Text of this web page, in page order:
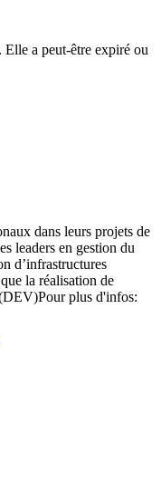
Elle a peut-être expiré ou
dans leurs projets de
leaders en gestion du
d’infrastructures
la réalisation de
plus d'infos: